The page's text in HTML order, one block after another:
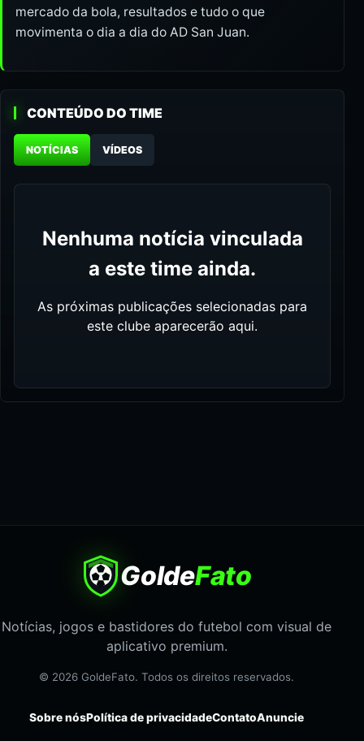
mercado da bola, resultados e tudo o que
movimenta o dia a dia do AD San Juan.
CONTEÚDO DO TIME
NOTÍCIAS VÍDEOS
Nenhuma notícia vinculada
a este time ainda.
As próximas publicações selecionadas para
este clube aparecerão aqui.
GoldeFato
Notícias, jogos e bastidores do futebol com visual de
aplicativo premium.
© 2026 GoldeFato. Todos os direitos reservados.
Sobre nósPolítica de privacidadeContatoAnuncie